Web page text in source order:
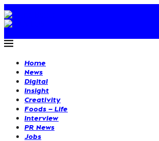
Home
News
Digital
Insight
Creativity
Foods – Life
Interview
PR News
Jobs